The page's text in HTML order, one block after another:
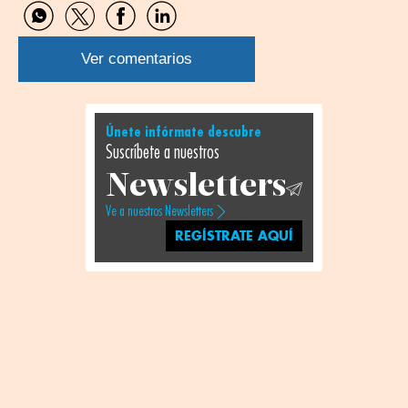
Compartir
por
WhatsApp
Compartir
por
Twitter
Compartir
por
Facebook
Compartir
por
Linkedin
Ver comentarios
Únete infórmate descubre
Suscríbete a nuestros
Newsletters
Ve a nuestros Newsletters
REGÍSTRATE AQUÍ